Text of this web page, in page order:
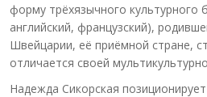
форму трёхязычного культурного
английский, французский),
Швейцарии, её приёмной стране,
отличается своей
Надежда Сикорская позиционирует